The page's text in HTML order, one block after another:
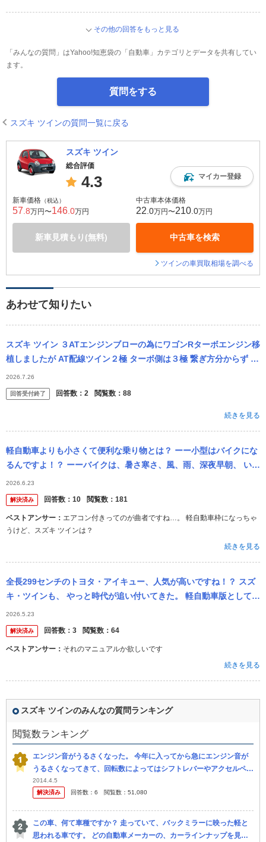
その他の回答をもっと見る
「みんなの質問」はYahoo!知恵袋の「自動車」カテゴリとデータを共有してい
ます。
質問をする
スズキ ツインの質問一覧に戻る
スズキ ツイン
総合評価
4.3 マイカー登録
新車価格 （税込）
57 .8万円〜146 .0万円
新車見積もり(無料)
中古車本体価格
22 .0万円〜210 .0万円
中古車を検索
ツインの車買取相場を調べる
あわせて知りたい
スズキ ツイン ３ATエンジンブローの為にワゴンRターボエンジン移
植しましたが AT配線ツイン２極 ターボ側は３極 繋ぎ方分からず 配
線繋がないと２速ホールドのまま キーオンで３極の内１２V来て...
2026.7.26
回答受付終了 回答数： 2 閲覧数： 88
続きを見る
軽自動車よりも小さくて便利な乗り物とは？ ーー小型はバイクにな
るんですよ！？ ーーバイクは、暑さ寒さ、風、雨、深夜早朝、 いず
れも無理が有ります、 エアコン付のちーいさなクルマ！！ ガソリ
ン...
2026.6.23
解決済み 回答数： 10 閲覧数： 181
ベストアンサー： エアコン付きってのが曲者ですね…。 軽自動車枠になっちゃ
うけど、スズキ ツインは？
続きを見る
全長299センチのトヨタ・アイキュー、人気が高いですね！？ スズ
キ・ツインも、 やっと時代が追い付いてきた。 軽自動車版として、
ダイハツムーブ・アイキュウ―が欲しい、 勿論現代ふうに改善が必
要...
2026.5.23
解決済み 回答数： 3 閲覧数： 64
ベストアンサー： それのマニュアルか欲しいです
続きを見る
スズキ ツインのみんなの質問ランキング
閲覧数ランキング
エンジン音がうるさくなった。 今年に入ってから急にエンジン音が
うるさくなってきて、回転数によってはシフトレバーやアクセルペダ
ルまで振動が伝わってきます。 （アイドリングは問題なく静かで
す） エン...
2014.4.5
解決済み
回答数： 6 閲覧数： 51,080
この車、何て車種ですか？ 走っていて、バックミラーに映った軽と
思われる車です。 どの自動車メーカーの、カーラインナップを見て